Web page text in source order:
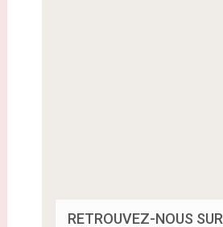
RETROUVEZ-NOUS SUR